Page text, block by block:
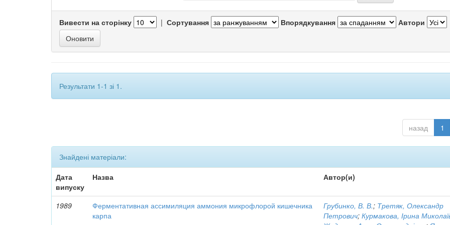
Вивести на сторінку | Сортування Впорядкування Автори
Результати 1-1 зі 1.
назад 1
Знайдені матеріали:
Дата
випуску
Назва Автор(и)
1989
Ферментативная ассимиляция аммония микрофлорой кишечника
карпа
Грубинко, В. В.; Третяк, Олександр
Петрович;Курмакова, Ірина